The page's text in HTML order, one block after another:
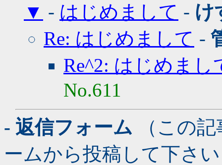
▼ - はじめまして - け
Re: はじめまして -
Re^2: はじめまし
No.611
- 返信フォーム （この
ームから投稿して下さ